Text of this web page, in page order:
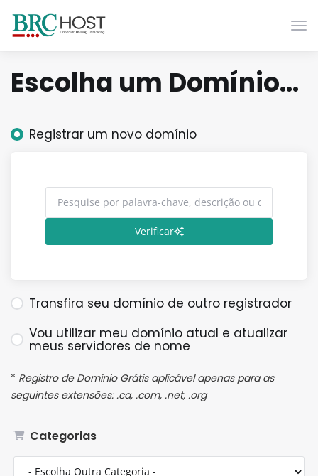
Escolha um Domínio...
Categorias
Registrar um novo domínio
Verificar
Transfira seu domínio de outro registrador
Vou utilizar meu domínio atual e atualizar
meus servidores de nome
* Registro de Domínio Grátis aplicável apenas para as
seguintes extensões: .ca, .com, .net, .org